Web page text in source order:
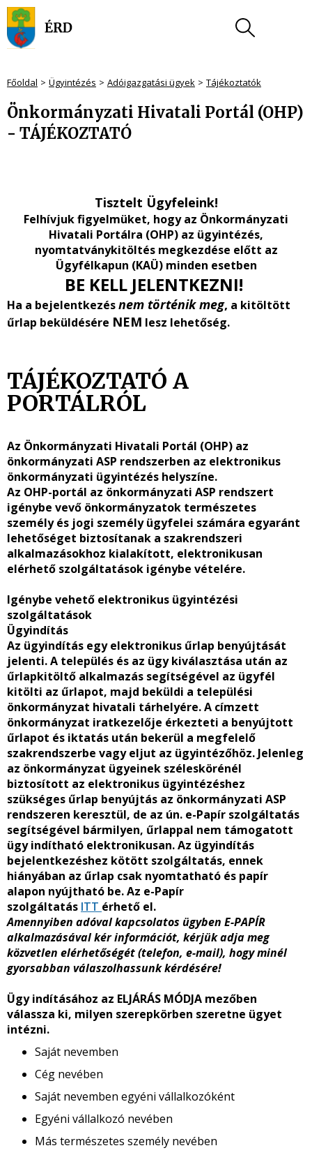
Főoldal Ügyintézés Adóigazgatási ügyek Tájékoztatók
Önkormányzati Hivatali Portál (OHP)
- TÁJÉKOZTATÓ
Tisztelt Ügyfeleink!
Felhívjuk figyelmüket, hogy az Önkormányzati
Hivatali Portálra (OHP) az ügyintézés,
nyomtatványkitöltés megkezdése előtt az
Ügyfélkapun (KAÜ) minden esetben
BE KELL JELENTKEZNI!
Ha a bejelentkezésnem történik meg, a kitöltött
űrlap beküldésére NEM lesz lehetőség.
TÁJÉKOZTATÓ A
PORTÁLRÓL
Az Önkormányzati Hivatali Portál (OHP) az
önkormányzati ASP rendszerben az elektronikus
önkormányzati ügyintézés helyszíne.
Az OHP-portál az önkormányzati ASP rendszert
igénybe vevő önkormányzatok természetes
személy és jogi személy ügyfelei számára egyaránt
lehetőséget biztosítanak a szakrendszeri
alkalmazásokhoz kialakított, elektronikusan
elérhető szolgáltatások igénybe vételére.
Igénybe vehető elektronikus ügyintézési
szolgáltatások
Ügyindítás
Az ügyindítás egy elektronikus űrlap benyújtását
jelenti. A település és az ügy kiválasztása után az
űrlapkitöltő alkalmazás segítségével az ügyfél
kitölti az űrlapot, majd beküldi a települési
önkormányzat hivatali tárhelyére. A címzett
önkormányzat iratkezelője érkezteti a benyújtott
űrlapot és iktatás után bekerül a megfelelő
szakrendszerbe vagy eljut az ügyintézőhöz. Jelenleg
az önkormányzat ügyeinek széleskörénél
biztosított az elektronikus ügyintézéshez
szükséges űrlap benyújtás az önkormányzati ASP
rendszeren keresztül, de az ún. e-Papír szolgáltatás
segítségével bármilyen, űrlappal nem támogatott
ügy indítható elektronikusan. Az ügyindítás
bejelentkezéshez kötött szolgáltatás, ennek
hiányában az űrlap csak nyomtatható és papír
alapon nyújtható be. Az e-Papír
szolgáltatás ITT érhető el.
Amennyiben adóval kapcsolatos ügyben E-PAPÍR
alkalmazásával kér információt, kérjük adja meg
közvetlen elérhetőségét (telefon, e-mail), hogy minél
gyorsabban válaszolhassunk kérdésére!
Ügy indításához az ELJÁRÁS MÓDJA mezőben
válassza ki, milyen szerepkörben szeretne ügyet
intézni.
Saját nevemben
Cég nevében
Saját nevemben egyéni vállalkozóként
Egyéni vállalkozó nevében
Más természetes személy nevében